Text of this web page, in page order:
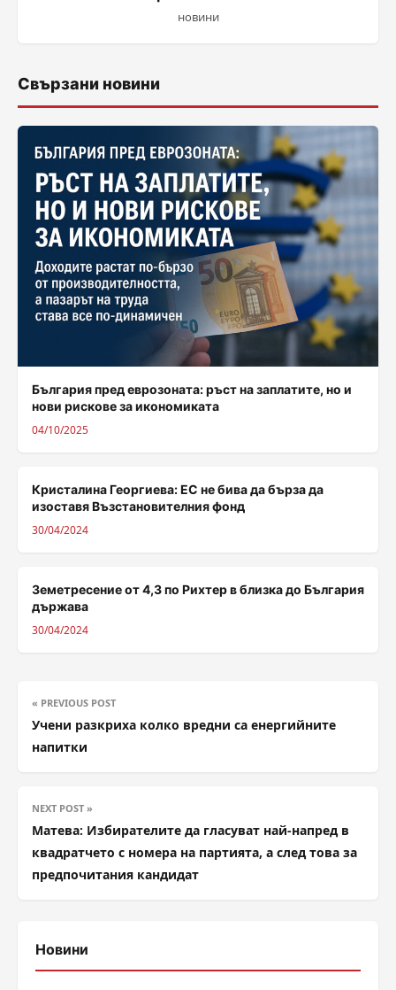
новини
Свързани новини
България пред еврозоната: ръст на заплатите, но и
нови рискове за икономиката
04/10/2025
Кристалина Георгиева: ЕС не бива да бърза да
изоставя Възстановителния фонд
30/04/2024
Земетресение от 4,3 по Рихтер в близка до България
държава
30/04/2024
« PREVIOUS POST
Учени разкриха колко вредни са енергийните
напитки
NEXT POST »
Матева: Избирателите да гласуват най-напред в
квадратчето с номера на партията, а след това за
предпочитания кандидат
Новини